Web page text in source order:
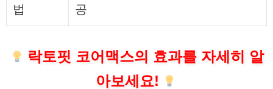
법
공
락토핏 코어맥스의 효과를 자세히 알
아보세요!